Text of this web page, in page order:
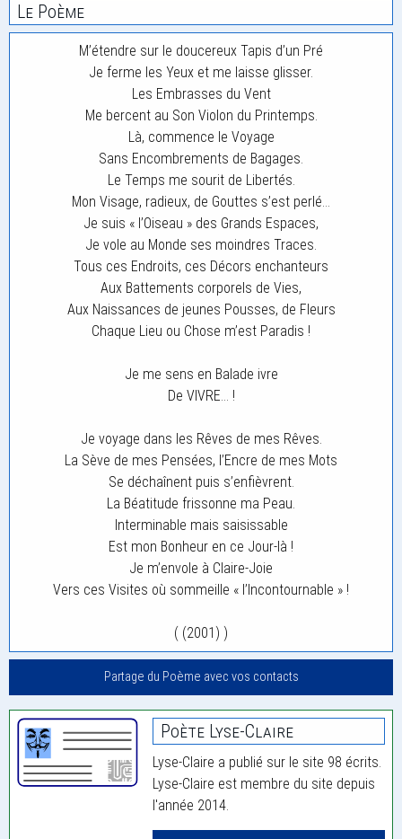
Le Poème
M’étendre sur le doucereux Tapis d’un Pré
Je ferme les Yeux et me laisse glisser.
Les Embrasses du Vent
Me bercent au Son Violon du Printemps.
Là, commence le Voyage
Sans Encombrements de Bagages.
Le Temps me sourit de Libertés.
Mon Visage, radieux, de Gouttes s’est perlé…
Je suis « l’Oiseau » des Grands Espaces,
Je vole au Monde ses moindres Traces.
Tous ces Endroits, ces Décors enchanteurs
Aux Battements corporels de Vies,
Aux Naissances de jeunes Pousses, de Fleurs
Chaque Lieu ou Chose m’est Paradis !
Je me sens en Balade ivre
De VIVRE… !
Je voyage dans les Rêves de mes Rêves.
La Sève de mes Pensées, l’Encre de mes Mots
Se déchaînent puis s’enfièvrent.
La Béatitude frissonne ma Peau.
Interminable mais saisissable
Est mon Bonheur en ce Jour-là !
Je m’envole à Claire-Joie
Vers ces Visites où sommeille « l’Incontournable » !
( (2001) )
Partage du Poème avec vos contacts
Poète Lyse-Claire
Lyse-Claire a publié sur le site 98 écrits.
Lyse-Claire est membre du site depuis
l'année 2014.